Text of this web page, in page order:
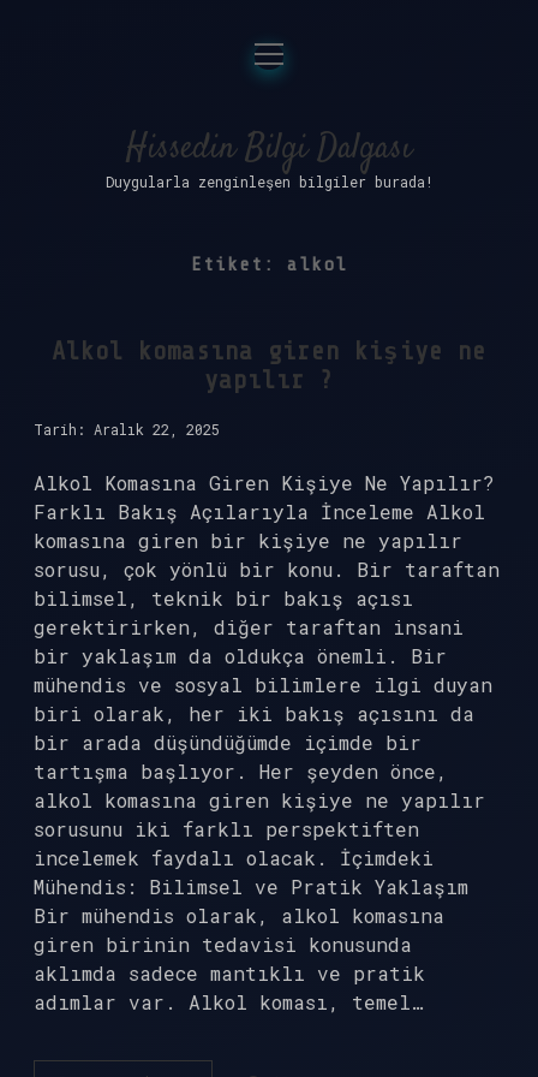
Anasayfa
Gizlilik Politikası
Yasal Uyarı
menüyü
aç
Hissedin Bilgi Dalgası
Duygularla zenginleşen bilgiler burada!
Etiket: alkol
Alkol komasına giren kişiye ne
yapılır ?
Tarih: Aralık 22, 2025
Alkol Komasına Giren Kişiye Ne Yapılır?
Farklı Bakış Açılarıyla İnceleme Alkol
komasına giren bir kişiye ne yapılır
sorusu, çok yönlü bir konu. Bir taraftan
bilimsel, teknik bir bakış açısı
gerektirirken, diğer taraftan insani
bir yaklaşım da oldukça önemli. Bir
mühendis ve sosyal bilimlere ilgi duyan
biri olarak, her iki bakış açısını da
bir arada düşündüğümde içimde bir
tartışma başlıyor. Her şeyden önce,
alkol komasına giren kişiye ne yapılır
sorusunu iki farklı perspektiften
incelemek faydalı olacak. İçimdeki
Mühendis: Bilimsel ve Pratik Yaklaşım
Bir mühendis olarak, alkol komasına
giren birinin tedavisi konusunda
aklımda sadece mantıklı ve pratik
adımlar var. Alkol koması, temel…